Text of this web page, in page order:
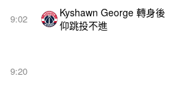
9:20
9:02
Kyshawn George 轉身後
仰跳投不進